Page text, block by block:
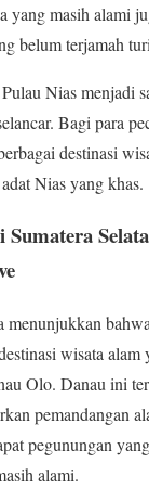
yang masih alami
belum terjamah
Nias menjadi
Bagi para
destinasi
Nias yang khas.
menunjukkan
wisata alam
Olo. Danau ini
pemandangan
pegunungan
alami.